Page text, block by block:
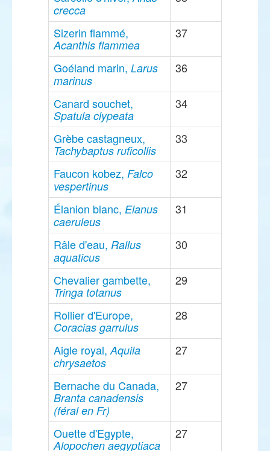
crecca
Sizerin flammé,
Acanthis flammea
37
Goéland marin, Larus
marinus
36
Canard souchet,
Spatula clypeata
34
Grèbe castagneux,
Tachybaptus ruficollis
33
Faucon kobez, Falco
vespertinus
32
Élanion blanc, Elanus
caeruleus
31
Râle d'eau, Rallus
aquaticus
30
Chevalier gambette,
Tringa totanus
29
Rollier d'Europe,
Coracias garrulus
28
Aigle royal,Aquila
chrysaetos
27
Bernache du Canada,
Branta canadensis
(féral en Fr)
27
Ouette d'Egypte,
Alopochen aegyptiaca
27